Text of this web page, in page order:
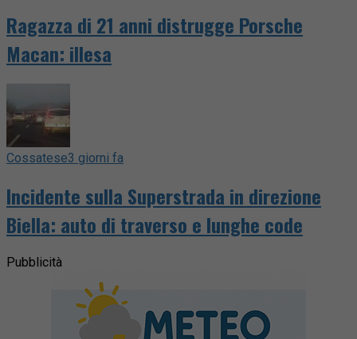
Ragazza di 21 anni distrugge Porsche
Macan: illesa
Cossatese3 giorni fa
Incidente sulla Superstrada in direzione
Biella: auto di traverso e lunghe code
Pubblicità